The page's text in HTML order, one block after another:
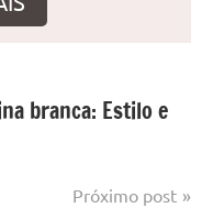
branca: Estilo e
Próximo post